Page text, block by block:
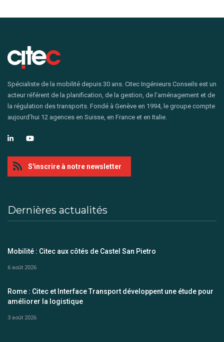
Spécialiste de la mobilité depuis 30 ans. Citec Ingénieurs Conseils est un
acteur référent de la planification, de la gestion, de l’aménagement et de
la régulation des transports. Fondé à Genève en 1994, le groupe compte
aujourd’hui 12 agences en Suisse, en France et en Italie.
S'inscrire à notre newsletter
Dernières actualités
Mobilité : Citec aux côtés de Castel San Pietro
6 août 2026
Rome : Citec et Interface Transport développent une étude pour
améliorer la logistique
3 août 2026